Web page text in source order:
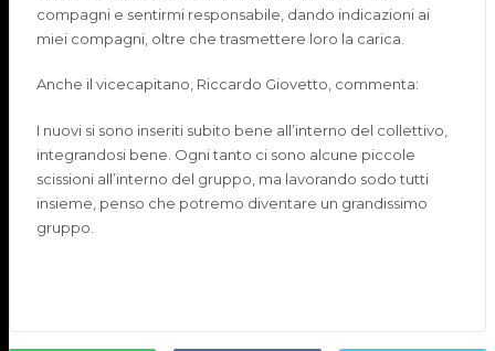
compagni e sentirmi responsabile, dando indicazioni ai
miei compagni, oltre che trasmettere loro la carica.
Anche il vicecapitano, Riccardo Giovetto, commenta:
I nuovi si sono inseriti subito bene all’interno del collettivo,
integrandosi bene. Ogni tanto ci sono alcune piccole
scissioni all’interno del gruppo, ma lavorando sodo tutti
insieme, penso che potremo diventare un grandissimo
gruppo.